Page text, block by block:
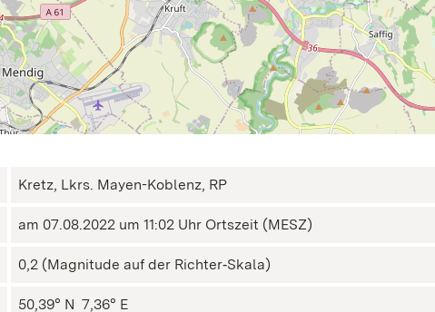
Kretz, Lkrs. Mayen-Koblenz, RP
am 07.08.2022 um 11:02 Uhr Ortszeit (MESZ)
0,2 (Magnitude auf der Richter‑Skala)
50,39° N ㅤ 7,36° E